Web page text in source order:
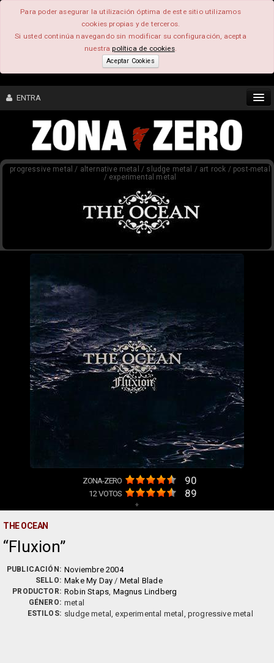
Para poder asegurar la utilización óptima de este sitio utilizamos
cookies propias y de terceros.
Si usted continúa navegando sin modificar su configuración, acepta
nuestrapolítica de cookies.
Aceptar Cookies
ENTRA
CONTENIDO
COMUNIDAD
progressive metal / alternative metal / sludge metal / art rock / post-metal
/ experimental metal
ZONA-ZERO 90
12VOTOS 89
+
THE OCEAN
Fluxion
PUBLICACIÓN: Noviembre 2004
SELLO: Make My Day / Metal Blade
PRODUCTOR: Robin Staps, Magnus Lindberg
GÉNERO: metal
ESTILOS: sludge metal, experimental metal, progressive metal